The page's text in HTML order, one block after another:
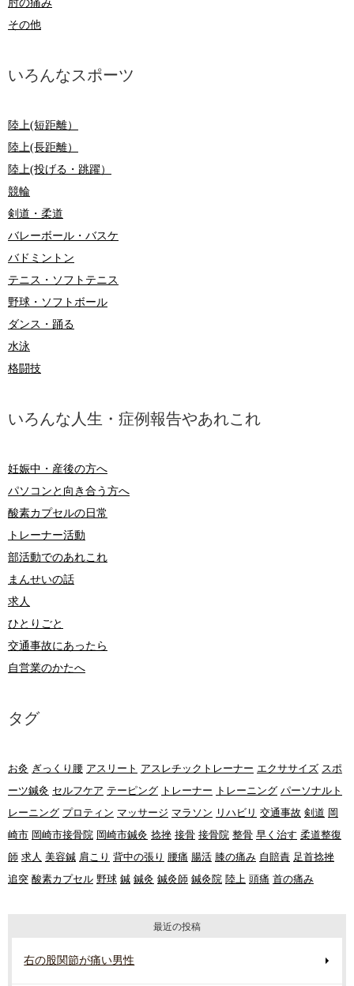
肘の痛み
その他
いろんなスポーツ
陸上(短距離）
陸上(長距離）
陸上(投げる・跳躍）
競輪
剣道・柔道
バレーボール・バスケ
バドミントン
テニス・ソフトテニス
野球・ソフトボール
ダンス・踊る
水泳
格闘技
いろんな人生・症例報告やあれこれ
妊娠中・産後の方へ
パソコンと向き合う方へ
酸素カプセルの日常
トレーナー活動
部活動でのあれこれ
まんせいの話
求人
ひとりごと
交通事故にあったら
自営業のかたへ
タグ
お灸 ぎっくり腰 アスリート アスレチックトレーナー エクササイズ スポ
ーツ鍼灸 セルフケア テーピング トレーナー トレーニング パーソナルト
レーニング プロティン マッサージ マラソン リハビリ 交通事故 剣道 岡
崎市 岡崎市接骨院 岡崎市鍼灸 捻挫 接骨 接骨院 整骨 早く治す 柔道整復
師 求人 美容鍼 肩こり 背中の張り 腰痛 腸活 膝の痛み 自賠責 足首捻挫
追突 酸素カプセル 野球 鍼 鍼灸 鍼灸師 鍼灸院 陸上 頭痛 首の痛み
最近の投稿
右の股関節が痛い男性